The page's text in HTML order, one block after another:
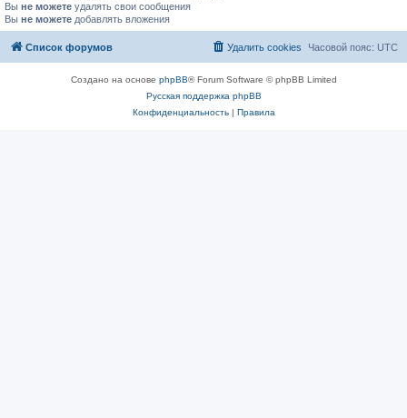
Вы не можете удалять свои сообщения
Вы не можете добавлять вложения
Список форумов Часовой пояс: UTC
Удалить cookies
Создано на основе phpBB® Forum Software © phpBB Limited
Русская поддержка phpBB
Конфиденциальность| Правила